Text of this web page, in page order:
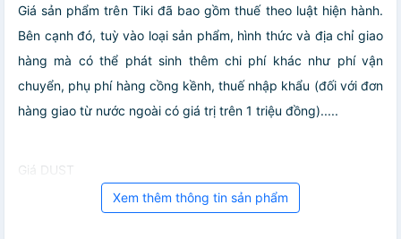
Giá sản phẩm trên Tiki đã bao gồm thuế theo luật hiện hành.
Bên cạnh đó, tuỳ vào loại sản phẩm, hình thức và địa chỉ giao
hàng mà có thể phát sinh thêm chi phí khác như phí vận
chuyển, phụ phí hàng cồng kềnh, thuế nhập khẩu (đối với đơn
hàng giao từ nước ngoài có giá trị trên 1 triệu đồng).....
Giá DUST
Xem thêm thông tin sản phẩm